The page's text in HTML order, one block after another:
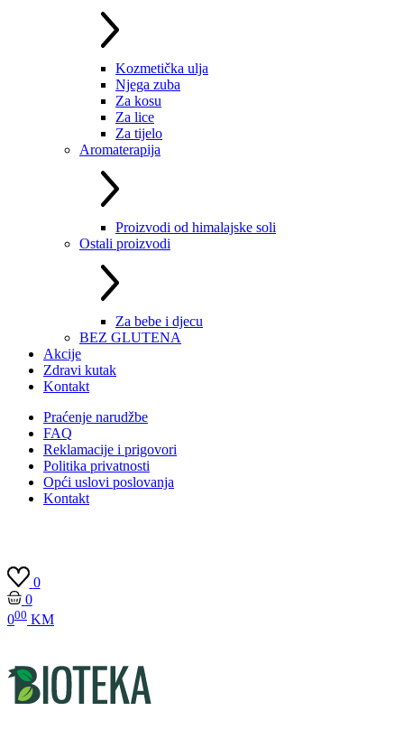
Kozmetička ulja
Njega zuba
Za kosu
Za lice
Za tijelo
Aromaterapija
Proizvodi od himalajske soli
Ostali proizvodi
Za bebe i djecu
BEZ GLUTENA
Akcije
Zdravi kutak
Kontakt
Praćenje narudžbe
FAQ
Reklamacije i prigovori
Politika privatnosti
Opći uslovi poslovanja
Kontakt
0
0
000 KM